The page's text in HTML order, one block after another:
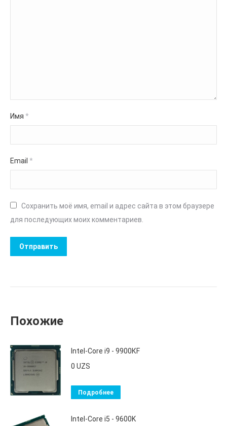
Имя *
Email *
Сохранить моё имя, email и адрес сайта в этом браузере
для последующих моих комментариев.
Похожие
Intel-Core i9 - 9900КF
0 UZS
Подробнее
Intel-Core i5 - 9600K